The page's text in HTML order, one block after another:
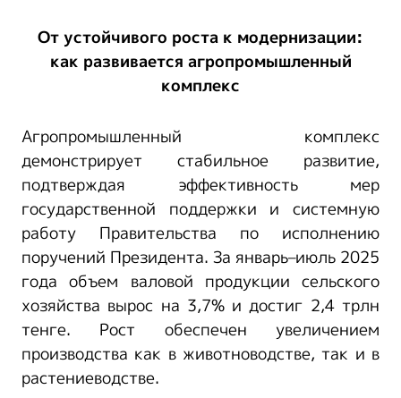
От устойчивого роста к модернизации:
как развивается агропромышленный
комплекс
Агропромышленный комплекс
демонстрирует стабильное развитие,
подтверждая эффективность мер
государственной поддержки и системную
работу Правительства по исполнению
поручений Президента. За январь–июль 2025
года объем валовой продукции сельского
хозяйства вырос на 3,7% и достиг 2,4 трлн
тенге. Рост обеспечен увеличением
производства как в животноводстве, так и в
растениеводстве.